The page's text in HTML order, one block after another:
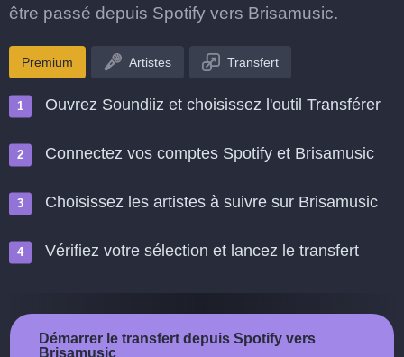
être passé depuis Spotify vers Brisamusic.
Premium Artistes Transfert
Ouvrez Soundiiz et choisissez l'outil Transférer
Connectez vos comptes Spotify et Brisamusic
Choisissez les artistes à suivre sur Brisamusic
Vérifiez votre sélection et lancez le transfert
Démarrer le transfert depuis Spotify vers
Brisamusic